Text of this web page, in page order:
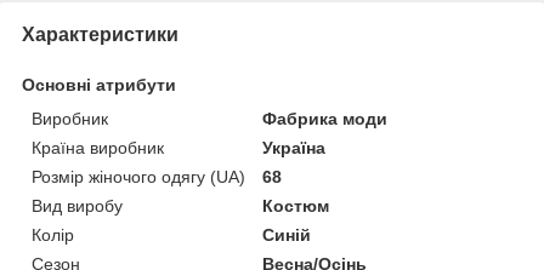
Характеристики
Основні атрибути
Виробник
Фабрика моди
Країна виробник
Україна
Розмір жіночого одягу (UA)
68
Вид виробу
Костюм
Колір
Синій
Сезон
Весна/Осінь